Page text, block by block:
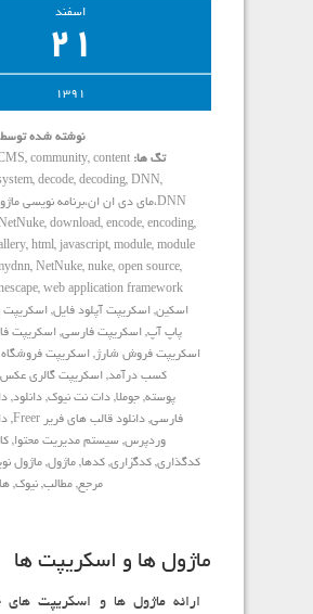
اسفند
21
1391
نوشته شده
تگ ها:
, community, content
, decode, decoding, DNN,
DNN،مای دی ان ان،برنامه نويسي ماژول
, download, encode, encoding,
, html, javascript, module, module
, NetNuke, nuke, open source,
, web application framework
اسكين, اسکریپت آپلود فایل, اسکریپت
پاپ آپ, اسکریپت فارسی, اسکریپت
اسکریپت فروش شارژ, اسکریپت فروشگاه
کسب درآمد, اسکریپت گالری عکس
پوسته, جوملا, دات نت نيوك, دانلود,
فارسی, دانلود قالب های فریر Freer ,
وردپرس, سيستم مديريت محتوا,
کدگذاری, کدگزاری, کدها, ماژول, ماژول
مرجع, مطالب, نيوك,
ماژول ها و اسکریپت ها
ارائه ماژول ها و اسکریپت